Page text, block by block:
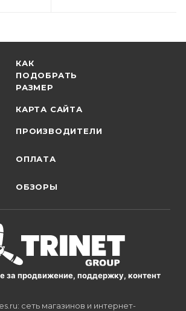
КАК
ПОДОБРАТЬ
РАЗМЕР
КАРТА САЙТА
ПРОИЗВОДИТЕЛИ
ОПЛАТА
ОБЗОРЫ
за продвижение, поддержку, контент
сеть магазинов и интернет-